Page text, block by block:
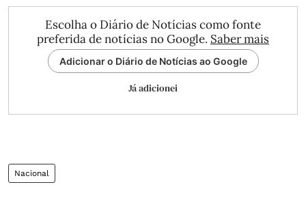
Escolha o Diário de Notícias como fonte
preferida de notícias no Google. Saber mais
Adicionar o Diário de Notícias ao Google
Já adicionei
Nacional